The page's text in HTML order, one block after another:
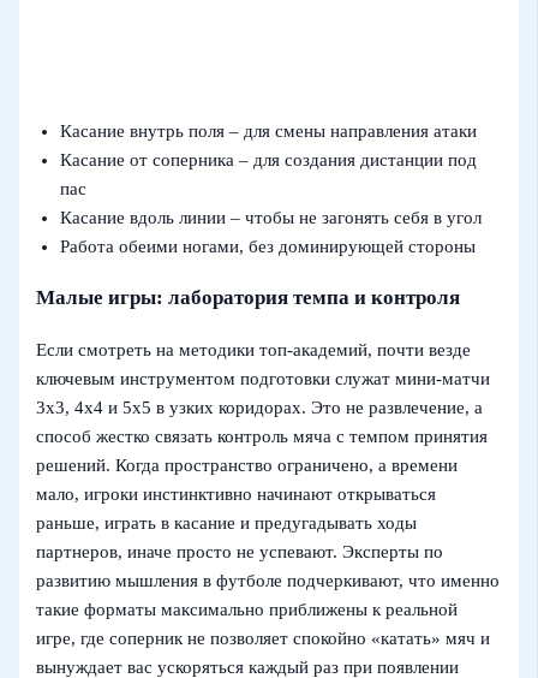
Касание внутрь поля – для смены направления атаки
Касание от соперника – для создания дистанции под
пас
Касание вдоль линии – чтобы не загонять себя в угол
Работа обеими ногами, без доминирующей стороны
Малые игры: лаборатория темпа и контроля
Если смотреть на методики топ-академий, почти везде
ключевым инструментом подготовки служат мини-матчи
3х3, 4х4 и 5х5 в узких коридорах. Это не развлечение, а
способ жестко связать контроль мяча с темпом принятия
решений. Когда пространство ограничено, а времени
мало, игроки инстинктивно начинают открываться
раньше, играть в касание и предугадывать ходы
партнеров, иначе просто не успевают. Эксперты по
развитию мышления в футболе подчеркивают, что именно
такие форматы максимально приближены к реальной
игре, где соперник не позволяет спокойно «катать» мяч и
вынуждает вас ускоряться каждый раз при появлении